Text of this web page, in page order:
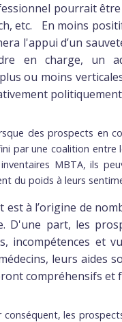
pourrait
etc. En moins
l'appui d’un
en charge, un
ou moins
des prospects en
par une coalition
MBTA, ils
du poids à leurs
est à l’origine de
D'une part, les
incompétences et
leurs aides
compréhensifs et
conséquent, les